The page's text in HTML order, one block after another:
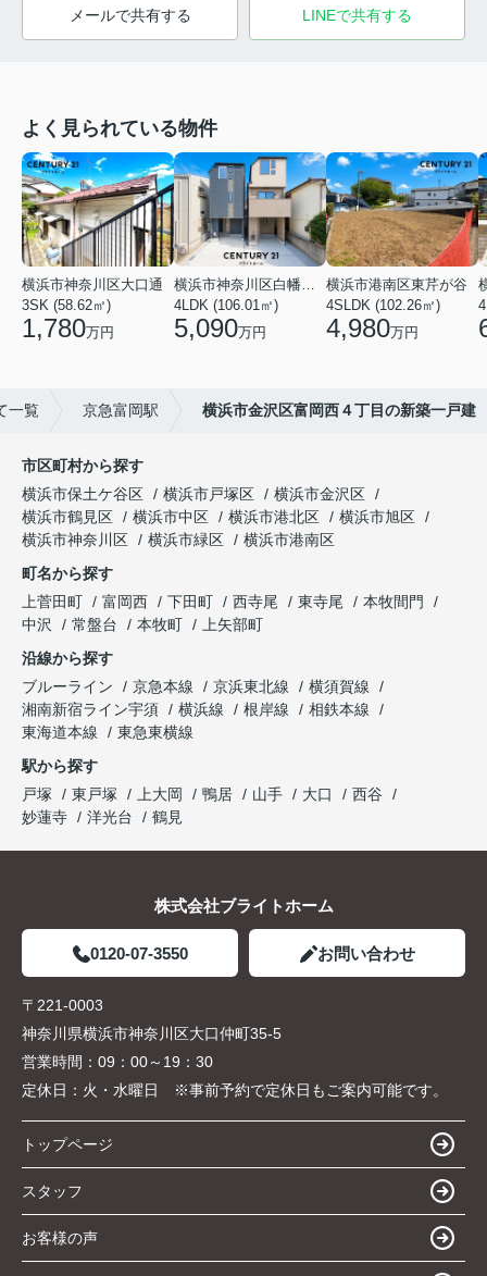
メールで共有する LINEで共有する
よく見られている物件
横浜市神奈川区大口通
3SK (58.62㎡)
1,780万円
横浜市神奈川区白幡東町
4LDK (106.01㎡)
5,090万円
横浜市港南区東芹が谷
4SLDK (102.26㎡)
4,980万円
一覧 京急富岡駅 横浜市金沢区富岡西４丁目の新築一戸建
市区町村から探す
横浜市保土ケ谷区
横浜市戸塚区
横浜市金沢区
横浜市鶴見区
横浜市中区 横浜市港北区
横浜市旭区
横浜市神奈川区
横浜市緑区
横浜市港南区
町名から探す
上菅田町
富岡西 下田町 西寺尾 東寺尾
本牧間門
中沢
常盤台 本牧町
上矢部町
沿線から探す
ブルーライン
京急本線 京浜東北線
横須賀線
湘南新宿ライン宇須
横浜線 根岸線
相鉄本線
東海道本線
東急東横線
駅から探す
戸塚
東戸塚 上大岡 鴨居 山手 大口
西谷
妙蓮寺
洋光台 鶴見
株式会社ブライトホーム
0120-07-3550 お問い合わせ
〒221-0003
神奈川県横浜市神奈川区大口仲町35-5
営業時間： 09：00～19：30
定休日： 火・水曜日 ※事前予約で定休日もご案内可能です。
トップページ
スタッフ
お客様の声